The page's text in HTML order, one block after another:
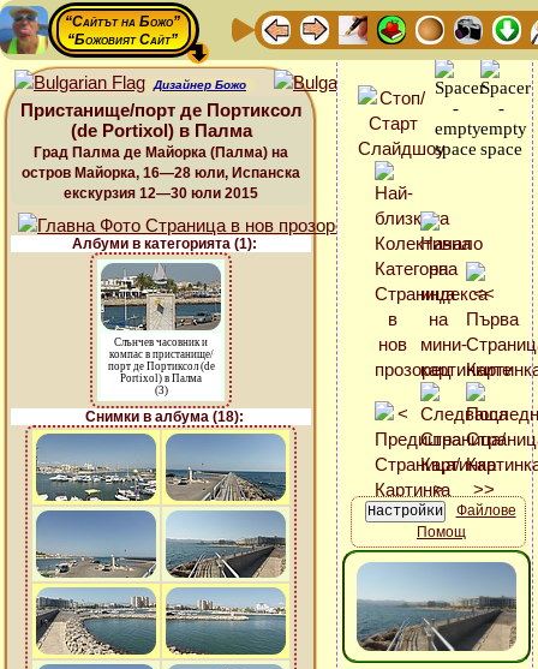
“Сайтът на Божо”
“Божовият Сайт”
Дизайнер Божо
Пристанище/порт де Портиксол
(de Portixol) в Палма
Град Палма де Майорка (Палма) на
остров Майорка, 16—28 юли, Испанска
екскурзия 12—30 юли 2015
Албуми в категорията (1):
Слънчев часовник и
компас в пристанище/
порт де Портиксол (de
Portixol) в Палма
(3)
Снимки в албума (18):
Файлове
Помощ